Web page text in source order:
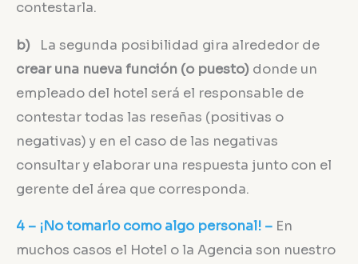
contestarla.
b) La segunda posibilidad gira alrededor de
crear una nueva función (o puesto) donde un
empleado del hotel será el responsable de
contestar todas las reseñas (positivas o
negativas) y en el caso de las negativas
consultar y elaborar una respuesta junto con el
gerente del área que corresponda.
4 – ¡No tomarlo como algo personal! – En
muchos casos el Hotel o la Agencia son nuestro